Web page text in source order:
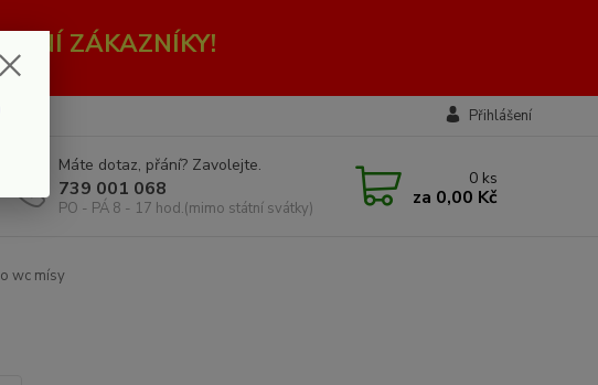
ZÁKAZNÍKY!
Přihlášení
Máte dotaz, přání? Zavolejte.
739 001 068
PO - PÁ 8 - 17 hod.(mimo státní svátky)
0 ks
za 0,00 Kč
wc mísy